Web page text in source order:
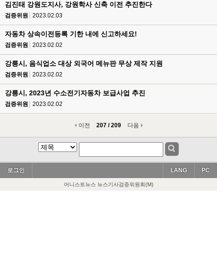
김진태 강원도지사, 강원학사 신축 이전 추진한다
검증위원 2023.02.03
자동차 상속이전등록 기한 내에 신고하세요!
검증위원 2023.02.02
강릉시, 음식업소 대상 외국어 메뉴판 무상 제작 지원
검증위원 2023.02.02
강릉시, 2023년 수소전기자동차 보급사업 추진
검증위원 2023.02.02
이전 207 / 209 다음
로그인 PC
LANG
어니스트뉴스 뉴스기사검증위원회(M)